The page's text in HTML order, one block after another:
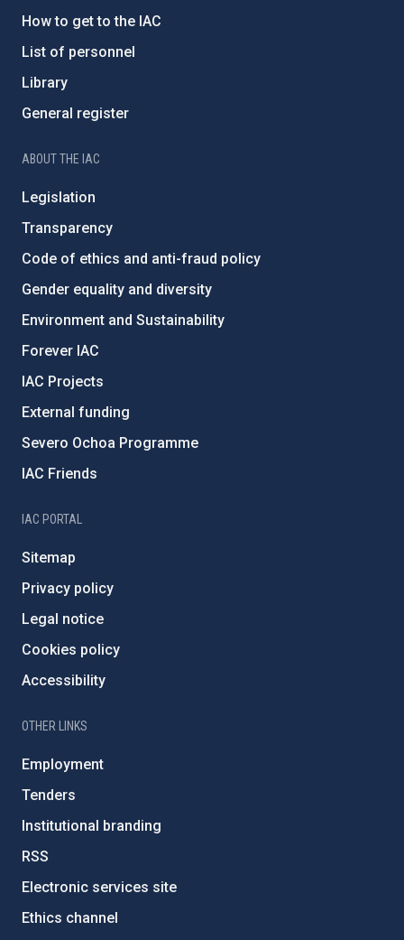
How to get to the IAC
List of personnel
Library
General register
ABOUT THE IAC
Legislation
Transparency
Code of ethics and anti-fraud policy
Gender equality and diversity
Environment and Sustainability
Forever IAC
IAC Projects
External funding
Severo Ochoa Programme
IAC Friends
IAC PORTAL
Sitemap
Privacy policy
Legal notice
Cookies policy
Accessibility
OTHER LINKS
Employment
Tenders
Institutional branding
RSS
Electronic services site
Ethics channel